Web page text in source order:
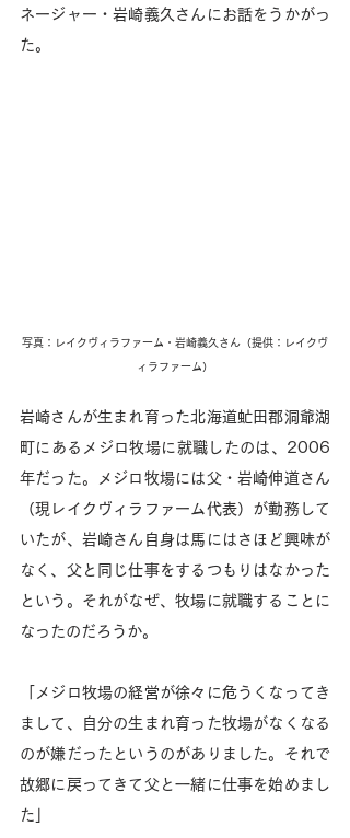
ネージャー・岩崎義久さんにお話をうかがっ
た。
写真：レイクヴィラファーム・岩崎義久さん（提供：レイクヴ
ィラファーム）
岩崎さんが生まれ育った北海道虻田郡洞爺湖
町にあるメジロ牧場に就職したのは、2006
年だった。メジロ牧場には父・岩崎伸道さん
（現レイクヴィラファーム代表）が勤務して
いたが、岩崎さん自身は馬にはさほど興味が
なく、父と同じ仕事をするつもりはなかった
という。それがなぜ、牧場に就職することに
なったのだろうか。
「メジロ牧場の経営が徐々に危うくなってき
まして、自分の生まれ育った牧場がなくなる
のが嫌だったというのがありました。それで
故郷に戻ってきて父と一緒に仕事を始めまし
た」